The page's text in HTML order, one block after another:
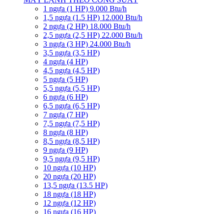
1 ngựa (1 HP) 9.000 Btu/h
1,5 ngựa (1.5 HP) 12.000 Btu/h
2 ngựa (2 HP) 18.000 Btu/h
2,5 ngựa (2,5 HP) 22.000 Btu/h
3 ngựa (3 HP) 24.000 Btu/h
3,5 ngựa (3,5 HP)
4 ngựa (4 HP)
4,5 ngựa (4,5 HP)
5 ngựa (5 HP)
5,5 ngựa (5,5 HP)
6 ngựa (6 HP)
6,5 ngựa (6,5 HP)
7 ngựa (7 HP)
7,5 ngựa (7,5 HP)
8 ngựa (8 HP)
8,5 ngựa (8,5 HP)
9 ngựa (9 HP)
9,5 ngựa (9,5 HP)
10 ngựa (10 HP)
20 ngựa (20 HP)
13,5 ngựa (13.5 HP)
18 ngựa (18 HP)
12 ngựa (12 HP)
16 ngựa (16 HP)